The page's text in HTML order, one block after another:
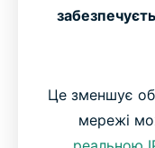
Це зменшує
мережі